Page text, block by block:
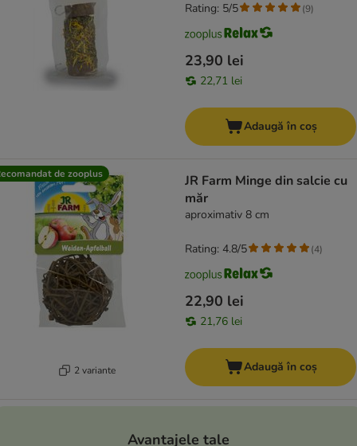
23,90 lei
22,71 lei
Rating: 5/5 (9)
Adaugă în coș
de zooplus
2 variante
JR Farm Minge din salcie cu
măr
aproximativ 8 cm
22,90 lei
21,76 lei
Rating: 4.8/5 (4)
Adaugă în coș
Avantajele tale